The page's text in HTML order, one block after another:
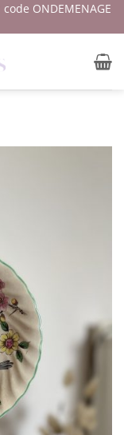
code ONDEMENAGE